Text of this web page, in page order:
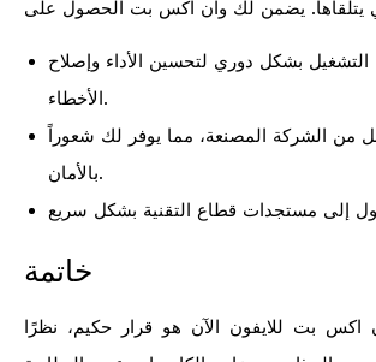
التشغيل بشكل دوري لتحسين الأداء وإصلاح
الأخطاء.
من الشركة المصنعة، مما يوفر لك شعوراً
بالأمان.
خاتمة
اكس بت للايفون الآن هو قرار حكيم، نظرًا